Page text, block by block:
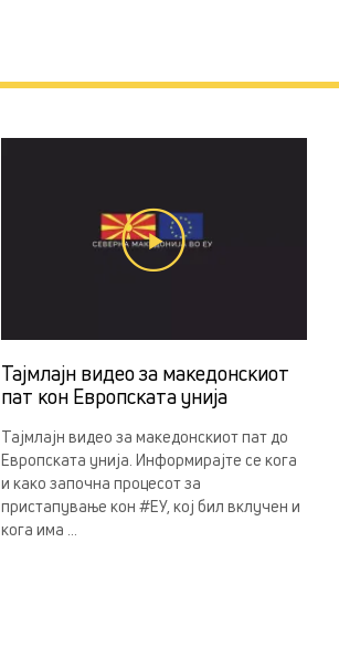
Тајмлајн видео за македонскиот
пат кон Европската унија
Тајмлајн видео за македонскиот пат до
Европската унија. Информирајте се кога
и како започна процесот за
пристапување кон #ЕУ, кој бил вклучен и
кога има ...